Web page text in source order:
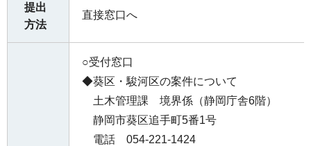
提出
方法
直接窓口へ
○受付窓口
◆葵区・駿河区の案件について
土木管理課 境界係（静岡庁舎6階）
静岡市葵区追手町5番1号
電話 054-221-1424